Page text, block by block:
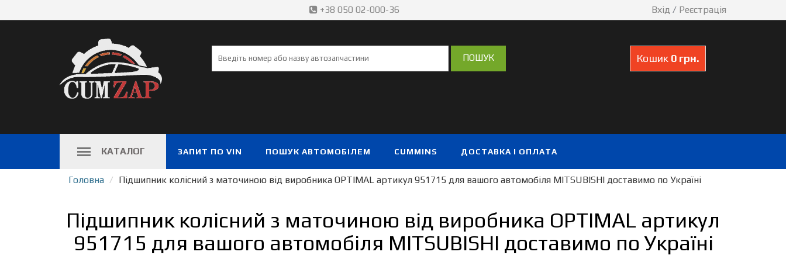
+38 050 02-000-36 Вхід / Реєстрація
Кошик 0 грн.
КАТАЛОГ ЗАПИТ ПО VIN ПОШУК АВТОМОБІЛЕМ CUMMINS ДОСТАВКА І ОПЛАТА
Головна Підшипник колісний з маточиною від виробника OPTIMAL артикул 951715 для вашого автомобіля MITSUBISHI доставимо по Україні
Підшипник колісний з маточиною від виробника OPTIMAL артикул
951715 для вашого автомобіля MITSUBISHI доставимо по Україні